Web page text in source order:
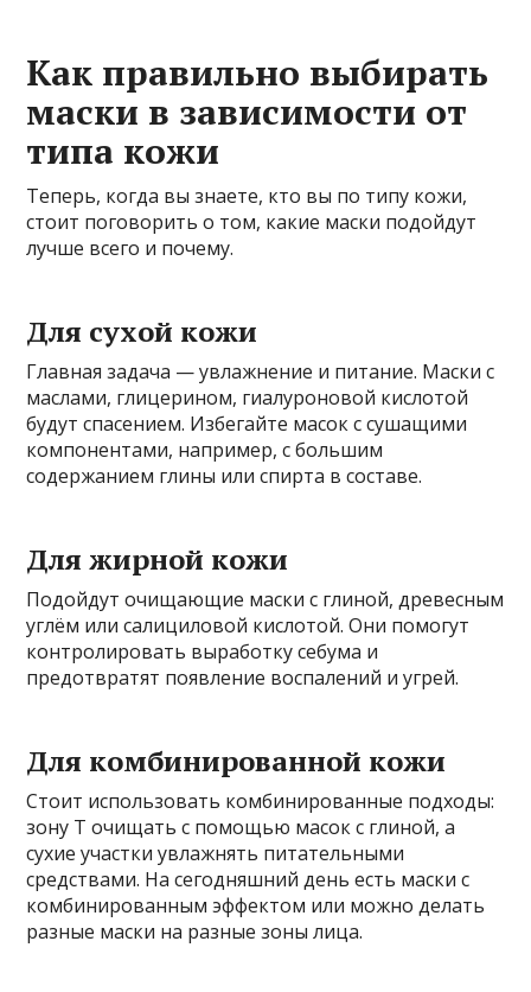
Как правильно выбирать
маски в зависимости от
типа кожи
Теперь, когда вы знаете, кто вы по типу кожи,
стоит поговорить о том, какие маски подойдут
лучше всего и почему.
Для сухой кожи
Главная задача — увлажнение и питание. Маски с
маслами, глицерином, гиалуроновой кислотой
будут спасением. Избегайте масок с сушащими
компонентами, например, с большим
содержанием глины или спирта в составе.
Для жирной кожи
Подойдут очищающие маски с глиной, древесным
углём или салициловой кислотой. Они помогут
контролировать выработку себума и
предотвратят появление воспалений и угрей.
Для комбинированной кожи
Стоит использовать комбинированные подходы:
зону Т очищать с помощью масок с глиной, а
сухие участки увлажнять питательными
средствами. На сегодняшний день есть маски с
комбинированным эффектом или можно делать
разные маски на разные зоны лица.